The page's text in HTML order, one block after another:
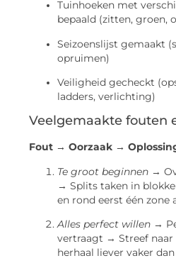
Tuinhoeken met
bepaald (zitten, groen,
Seizoenslijst gemaakt
opruimen)
Veiligheid gecheckt
ladders, verlichting)
Veelgemaakte fouten
Fout → Oorzaak →
Te groot beginnen →
→ Splits taken in
en rond eerst één zone
Alles perfect willen →
vertraagt → Streef naar
herhaal liever vaker